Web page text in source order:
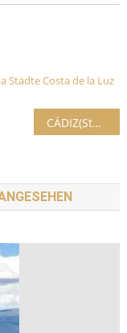
StädteCosta de la Luz
CÁDIZ(Stadt)